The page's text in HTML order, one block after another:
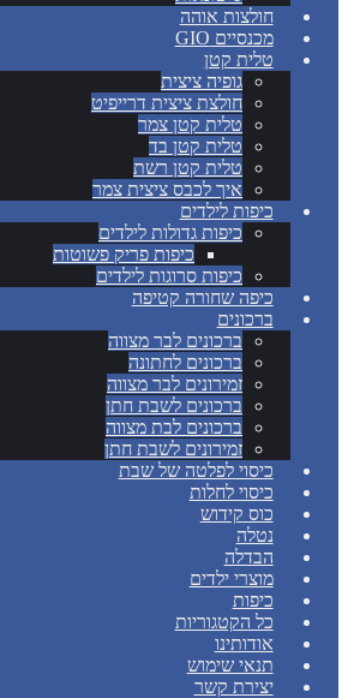
חולצות אוהה
מכנסיים GIO
טלית קטן
גופיה ציצית
חולצת ציצית דרייפיט
טלית קטן צמר
טלית קטן בד
טלית קטן רשת
איך לכבס ציצית צמר
כיפות לילדים
כיפות גדולות לילדים
כיפות פריק פשוטות
כיפות סרוגות לילדים
כיפה שחורה קטיפה
ברכונים
ברכונים לבר מצווה
ברכונים לחתונה
זמירונים לבר מצווה
ברכונים לשבת חתן
ברכונים לבת מצווה
זמירונים לשבת חתן
כיסוי לפלטה של שבת
כיסוי לחלות
כוס קידוש
נטלה
הבדלה
מוצרי ילדים
כיפות
כל הקטגוריות
אודותינו
תנאי שימוש
יצירת קשר